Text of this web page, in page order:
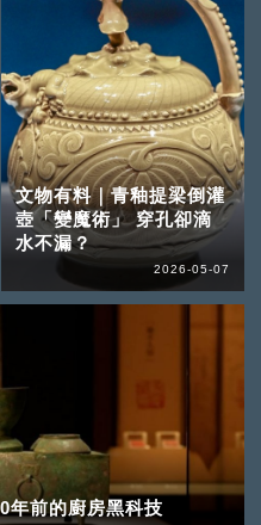
文物有料｜青釉提梁倒灌
壺「變魔術」 穿孔卻滴
水不漏？
2026-05-07
年前的廚房黑科技